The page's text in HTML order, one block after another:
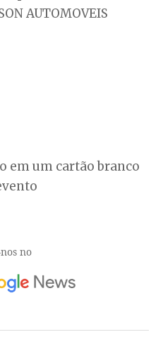
AUTOMOVEIS
em um cartão branco
no